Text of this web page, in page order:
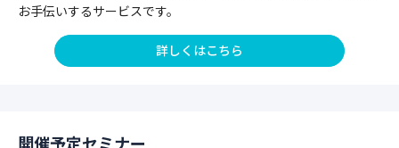
お手伝いするサービスです。
詳しくはこちら
開催予定セミナー